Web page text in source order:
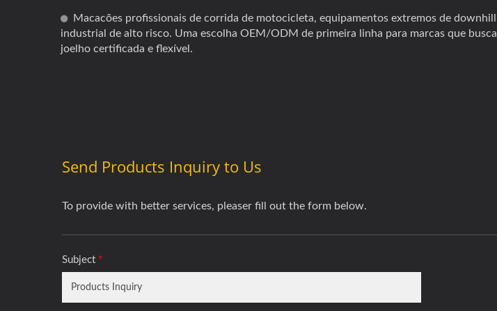
Macacões profissionais de corrida de motocicleta, equipamentos extremos de
industrial de alto risco. Uma escolha OEM/ODM de primeira linha para marcas que
joelho certificada e flexível.